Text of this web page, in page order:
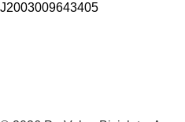
J2003009643405